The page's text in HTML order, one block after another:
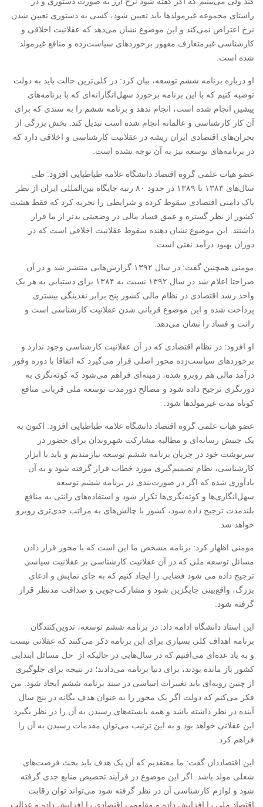
راستای مجموعه غیرمولدها باید تعیین شود، کسی به دستوری تعیین شدن
نرخ اعتراض نمی‌کند و این موضوع نشان می‌دهد که عقلانیت اخلاقی و
کارشناسی غیرمتعارف مقهور برخوردهای سیاست‌زده و منافع غیرمولد
شده است.
او درباره برنامه ششم توسعه، بیان کرد: در کلی‌ترین حالت باید به دولت
توصیه کنیم که با این برنامه برخورد سهل‌انگارانه‌ای که با برنامه‌های
پیشین انجام شده است، انجام ندهد و برنامه ششم را به سندی که برای
آن کار کارشناسی و عالمانه انجام شده است تبدیل کند. بخش بزرگی از
بحران‌های اقتصادی ایران ریشه در عقلانیت کارشناسی و اخلاقی دارد که
در برنامه‌های توسعه نیز به آن توجه نشده است.
عضو هیات علمی گروه اقتصاد دانشگاه علامه طباطبایی افزود: طی
سال‌های ۱۳۸۳ تا ۱۳۸۹ در حدود ۸۰ رتبه جایگاه بین‌المللی ایران از نظر
پاک دامنی اقتصادی سقوط کرده و شرایطی را تجربه کرد که فقط هشت
کشور از نظر گستره و عمق فساد مالی در وضعیتی بدتر از ما قرار
داشتند. این موضوع نشان دهنده سقوط عقلانیت اخلاقی است که در
دوران بهبود درآمد نفتی است.
مومنی همچنین گفت: در سال ۱۳۹۲ گزارش‌هایی منتشر شد و در آن
صراحتا اعلام شد در سال ۱۳۹۲ نسبت به ۱۳۸۴ برای دستیابی به هر یک
واحد رشد اقتصادی در نظام مالی کشور پنج برابر نقدینگی بیشتری
پرداخت شده و این موضوع قربانی شدن عقلانیت کارشناسی است و
رانت و فساد را نشان می‌دهد.
او افزود: در نظام اقتصادی که در آن عقلانیت کارشناسی وجود ندارد و
برخوردهای سیاست‌زده محور اصلی قرار می‌گیرد که اتفاقا با دوره وفور
درآمد مالی هم روبرو شده، زمینه‌ای فراهم می‌شود که کوته‌نگری به
دورنگری ترجیح داده شود و مصالح دورمدت توسعه ملی قربانی منافع
کوتاه مدت غیرمولدها شود.
عضو هیات علمی گروه اقتصاد دانشگاه علامه طباطبایی افزود: اکنون به
یک جنبش رسانه‌ای و مطالبه مشارکت شهروندان برای حضور در
سرنوشت خود در جریان برنامه ششم توسعه نیازمندیم و باید با ابزار
کارشناسی، نظام تصمیم‌گیری مورد خطاب قرار گرفته شود و به آن
یادآوری شده که اگر در صورت‌بندی در برنامه ششم توسعه
سهل‌انگاری‌ها و کوته‌نگری‌ها تکرار شود و استفاده‌های رانتی به منافع
بلندمدت ترجیح داده شود، کشور با چالش‌های به مراتب جدی‌تری روبرو
خواهد شد.
مومنی اظهار کرد: برنامه مشخص ما این است که با محور قرار دادن
مسائل توسعه ملی که در آن عقلانیت کارشناسی بر عقلانیت سیاسی
ترجیح داده می شود فضایی را ایجاد کنیم که به جای نمایش و ادعای
بزرگ، واقع‌بینی جایگزین شود و مشارکت‌جویی و صداقت مدنظر قرار
گرفته شود.
این استاد دانشگاه ادامه داد: در برنامه ششم توسعه، تدوین‌کنندگان
برنامه اهداف کلی بسیاری برای این برنامه ذکر می‌کنند که عقلانی نیست
و به یاد عده‌ای می‌افتیم که در سال‌هایی در حالیکه از حل مسائل ابتدایی
کشور باز مانده بودند، برای دنیا برنامه‌ می‌دادند؛ در نتیجه برای جلوگیری
از چنین رویه‌ای باید تغییرات اساسی در سند برنامه ششم ایجاد شود. من
فکر می‌کنم که دولت اگر یک محور را به عنوان هدف یگانه در پنج سال
آینده در نظر داشته باشد و همه بایسته‌های رسیدن به آن را در نظر بگیرد
این عقلانی خواهد بود و به این ترتیب می‌توان مقدمات رسیدن به آن را
فراهم کرد.
این اقتصاددان گفت: ما معتقدیم که آن یک هدف باید بحث فرصت‌های
شغلی مولد باشد. اگر این موضوع در فرآیند تخصیص منابع جدی گرفته
شود و لوازم کارشناسی آن در نظر گرفته شود می‌تواند توان رقابت
اقتصاد ملی را افزایش داده و مقاومت اقتصادی را افزایش داده و عدالت